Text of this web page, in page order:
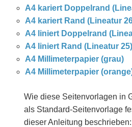
A4 kariert Doppelrand
A4 kariert Rand (Lineatur
A4 liniert Doppelrand
A4 liniert Rand (Lineatur 25)
A4 Millimeterpapier (grau)
A4 Millimeterpapier
Wie diese Seitenvorlagen in
als Standard-Seitenvorlage
dieser Anleitung beschrieben: